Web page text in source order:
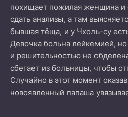
похищает пожилая женщина и
сдать анализы, а там
бывшая тёща, и у Чхоль-су
Девочка больна лейкемией,
и решительностью не
сбегает из больницы, чтобы
Случайно в этот момент
новоявленный папаша